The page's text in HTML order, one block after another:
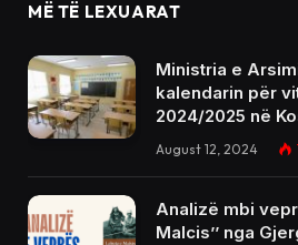
MË TË LEXUARAT
Ministria e
kalendarin për
2024/2025 në
August 12, 2024
Analizë mbi
Malcis’’ nga